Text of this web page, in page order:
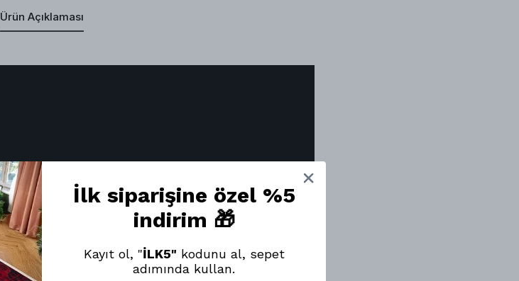
Ürün Açıklaması
İlk siparişine özel %5
indirim 🎁
Kayıt ol, "İLK5" kodunu al, sepet
adımında kullan.